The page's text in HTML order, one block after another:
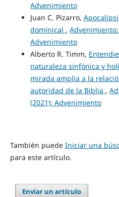
Advenimiento
Juan C. Pizarro,
dominical ,
Advenimiento
Alberto R. Timm,
naturaleza sinfónica y
mirada amplia a la
autoridad de la Biblia ,
(2021): Advenimiento
También puede Iniciar una
para este artículo.
Enviar un artículo